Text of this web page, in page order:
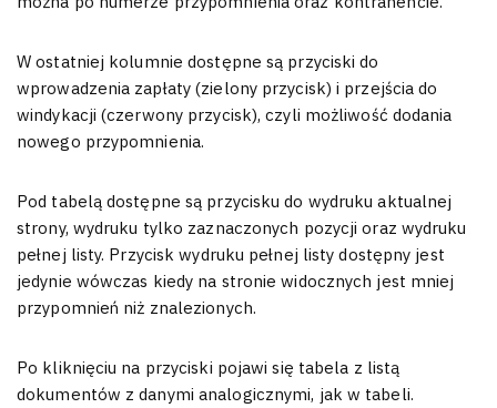
W ostatniej kolumnie dostępne są przyciski do
wprowadzenia zapłaty (zielony przycisk) i przejścia do
windykacji (czerwony przycisk), czyli możliwość dodania
nowego przypomnienia.
Pod tabelą dostępne są przycisku do wydruku aktualnej
strony, wydruku tylko zaznaczonych pozycji oraz wydruku
pełnej listy. Przycisk wydruku pełnej listy dostępny jest
jedynie wówczas kiedy na stronie widocznych jest mniej
przypomnień niż znalezionych.
Po kliknięciu na przyciski pojawi się tabela z listą
dokumentów z danymi analogicznymi, jak w tabeli.